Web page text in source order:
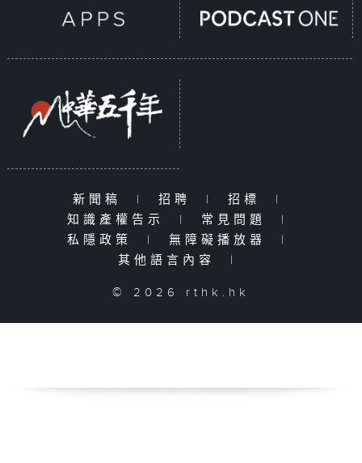
新聞稿 | 招聘 | 招標
|
知識產權告示
| 常見問題
|
私隱政策
| 無障礙播放器
|
其他語言內容
|
© 2026 rthk.hk